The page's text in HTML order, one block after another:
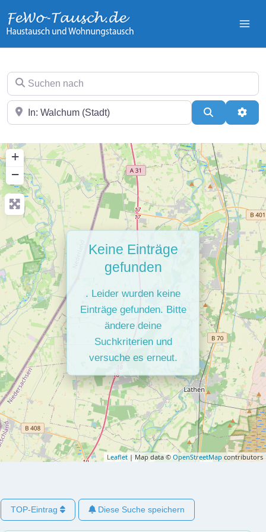
Inhalt
Suchen nach
In der Nähe Suchen
+
−
Leaflet | Map data © OpenStreetMap contributors
Keine Einträge
gefunden
. Leider wurden keine
Einträge gefunden. Bitte
ändere deine
Suchkriterien und
versuche es erneut.
TOP-Eintrag Diese Suche speichern